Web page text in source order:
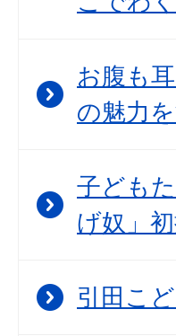
お腹も
の魅力
子ども
げ奴」
引田こ